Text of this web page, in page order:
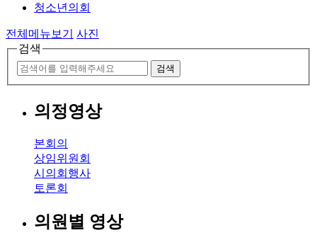
청소년의회
전체메뉴보기
사진
검색
검색
의정영상
본회의
상임위원회
시의회행사
토론회
의원별 영상